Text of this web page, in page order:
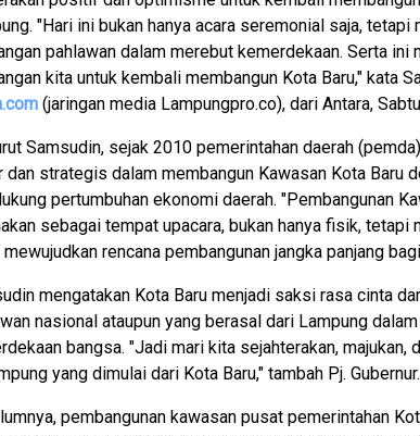
"Hari ini bukan hanya acara seremonial saja,
pahlawan dalam merebut kemerdekaan. Serta ini
kita untuk kembali membangun Kota Baru," kata
(jaringan media Lampungpro.co), dari Antara,
Samsudin, sejak 2010 pemerintahan daerah
dan strategis dalam membangun Kawasan Kota Baru
pertumbuhan ekonomi daerah. "Pembangunan
sebagai tempat upacara, bukan hanya fisik, tetapi
mewujudkan rencana pembangunan jangka panjang
mengatakan Kota Baru menjadi saksi rasa cinta
nasional ataupun yang berasal dari Lampung
bangsa. "Jadi mari kita sejahterakan, majukan,
yang dimulai dari Kota Baru," tambah Pj. Gubernur.
pembangunan kawasan pusat pemerintahan